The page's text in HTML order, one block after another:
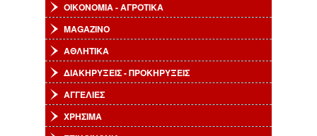
ΟΙΚΟΝΟΜΙΑ - ΑΓΡΟΤΙΚΑ
MAGAZINO
ΑΘΛΗΤΙΚΑ
ΔΙΑΚΗΡΥΞΕΙΣ - ΠΡΟΚΗΡΥΞΕΙΣ
ΑΓΓΕΛΙΕΣ
ΧΡΗΣΙΜΑ